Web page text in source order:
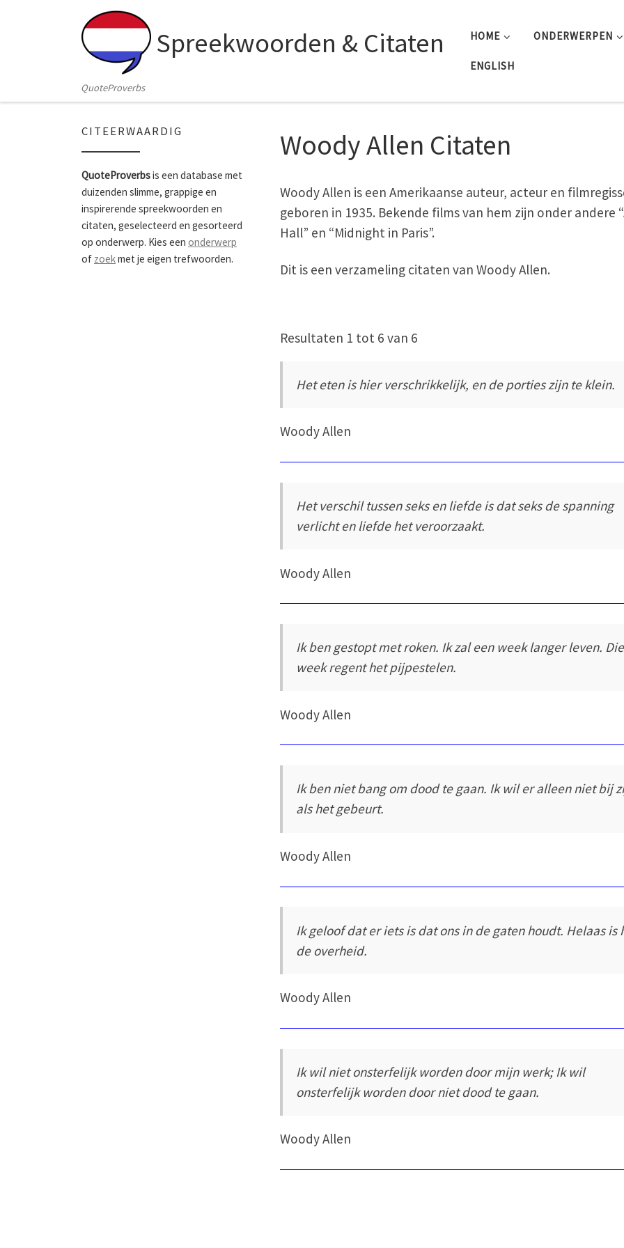
Skip to content
Spreekwoorden & Citaten
QuoteProverbs
HOME ONDERWERPEN
ENGLISH
Woody Allen Citaten
Woody Allen is een Amerikaanse auteur, acteur en
geboren in 1935. Bekende films van hem zijn onder andere
Hall” en “Midnight in Paris”.
Dit is een verzameling citaten van Woody Allen.
Resultaten 1 tot 6 van 6
Het eten is hier verschrikkelijk, en de porties zijn te klein.
Woody Allen
Het verschil tussen seks en liefde is dat seks de spanning
verlicht en liefde het veroorzaakt.
Woody Allen
Ik ben gestopt met roken. Ik zal een week langer leven. Die
week regent het pijpestelen.
Woody Allen
Ik ben niet bang om dood te gaan. Ik wil er alleen niet bij
als het gebeurt.
Woody Allen
Ik geloof dat er iets is dat ons in de gaten houdt. Helaas is
de overheid.
Woody Allen
Ik wil niet onsterfelijk worden door mijn werk; Ik wil
onsterfelijk worden door niet dood te gaan.
Woody Allen
CITEERWAARDIG
QuoteProverbsis een database met
duizenden slimme, grappige en
inspirerende spreekwoorden en
citaten, geselecteerd en gesorteerd
op onderwerp. Kies een onderwerp
of zoekmet je eigen trefwoorden.